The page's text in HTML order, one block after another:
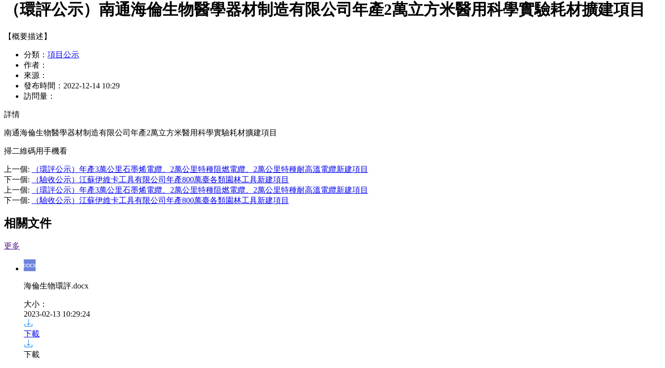
（環評公示）南通海倫生物醫學器材制造有限公司年產2萬立方米醫用科學實驗耗材擴建項目
【概要描述】
分類： 項目公示
作者：
來源：
發布時間： 2022-12-14 10:29
訪問量：
詳情
南通海倫生物醫學器材制造有限公司年產2萬立方米醫用科學實驗耗材擴建項目
掃二維碼用手機看
上一個:
（環評公示）年產3萬公里石墨烯電纜、2萬公里特種阻燃電纜、2萬公里特種耐高溫電纜新建項目
下一個:
（驗收公示）江蘇伊維卡工具有限公司年產800萬臺各類園林工具新建項目
上一個:
（環評公示）年產3萬公里石墨烯電纜、2萬公里特種阻燃電纜、2萬公里特種耐高溫電纜新建項目
下一個: （驗收公示）江蘇伊維卡工具有限公司年產800萬臺各類園林工具新建項目
相關文件
更多
海倫生物環評.docx
大小：
2023-02-13 10:29:24
下載
下載